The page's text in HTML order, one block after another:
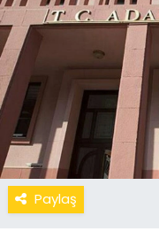
Paylaş